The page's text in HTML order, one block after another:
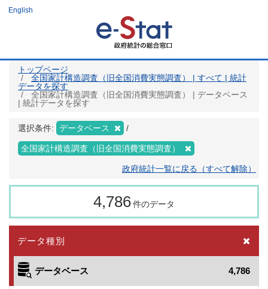
ツ
English
トップページ
全国家計構造調査（旧全国消費実態調査） | すべて | 統計
データを探す
全国家計構造調査（旧全国消費実態調査） | データベース
| 統計データを探す
選択条件: データベース
全国家計構造調査（旧全国消費実態調査）
政府統計一覧に戻る（すべて解除）
4,786件のデータ
データ種別
データベース 4,786